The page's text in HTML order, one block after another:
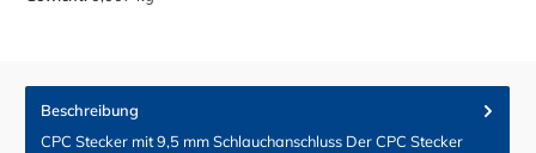
Beschreibung
CPC Stecker mit 9,5 mm Schlauchanschluss Der CPC Stecker